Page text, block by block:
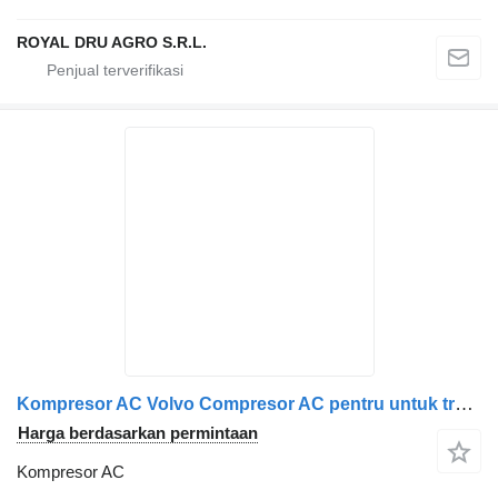
ROYAL DRU AGRO S.R.L.
Kompresor AC Volvo Compresor AC pentru untuk truk Volvo – Coduri 3980379, 85000119, 85006119, 39803796
Harga berdasarkan permintaan
Kompresor AC